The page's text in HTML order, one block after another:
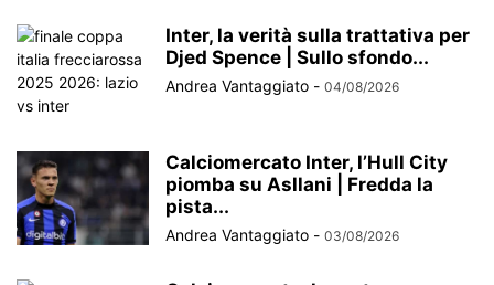
Inter, la verità sulla trattativa per
Djed Spence | Sullo sfondo...
Andrea Vantaggiato - 04/08/2026
Calciomercato Inter, l’Hull City
piomba su Asllani | Fredda la
pista...
Andrea Vantaggiato - 03/08/2026